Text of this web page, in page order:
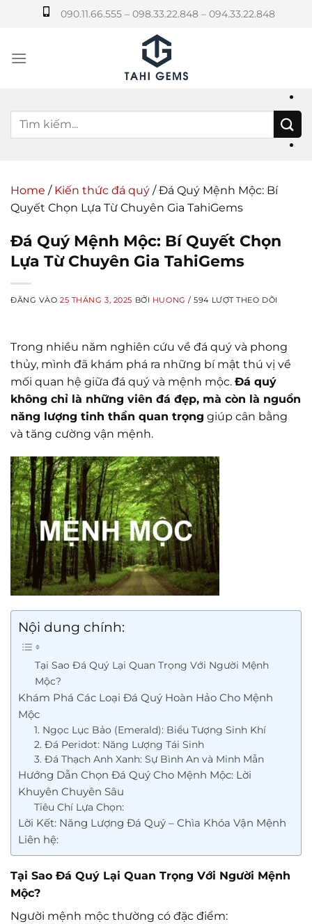
dung
090.11.66.555 – 098.33.22.848 – 094.33.22.848
Home / Kiến thức đá quý /Đá Quý Mệnh Mộc: Bí
Quyết Chọn Lựa Từ Chuyên Gia TahiGems
Đá Quý Mệnh Mộc: Bí Quyết Chọn
Lựa Từ Chuyên Gia TahiGems
ĐĂNG VÀO25 THÁNG 3, 2025 BỞI HUONG / 594 LƯỢT THEO DÕI
Trong nhiều năm nghiên cứu về đá quý và phong
thủy, mình đã khám phá ra những bí mật thú vị về
mối quan hệ giữa đá quý và mệnh mộc. Đá quý
không chỉ là những viên đá đẹp, mà còn là nguồn
năng lượng tinh thần quan trọng giúp cân bằng
và tăng cường vận mệnh.
Nội dung chính:
Tại Sao Đá Quý Lại Quan Trọng Với Người Mệnh
Mộc?
Khám Phá Các Loại Đá Quý Hoàn Hảo Cho Mệnh
Mộc
1. Ngọc Lục Bảo (Emerald): Biểu Tượng Sinh Khí
2. Đá Peridot: Năng Lượng Tái Sinh
3. Đá Thạch Anh Xanh: Sự Bình An và Minh Mẫn
Hướng Dẫn Chọn Đá Quý Cho Mệnh Mộc: Lời
Khuyên Chuyên Sâu
Tiêu Chí Lựa Chọn:
Lời Kết: Năng Lượng Đá Quý – Chìa Khóa Vận Mệnh
Liên hệ:
Tại Sao Đá Quý Lại Quan Trọng Với Người Mệnh
Mộc?
Người mệnh mộc thường có đặc điểm: